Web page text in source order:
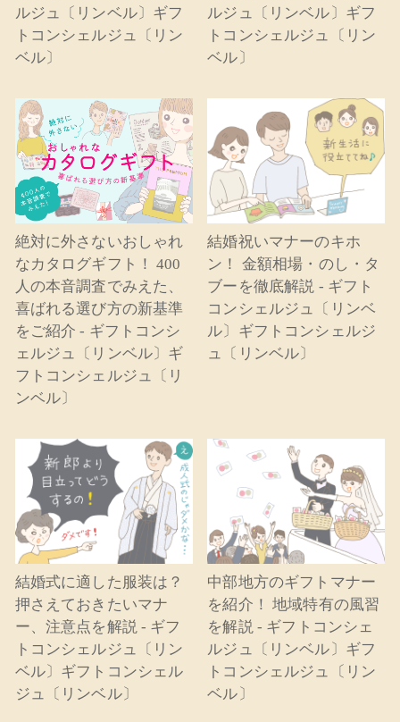
ルジュ〔リンベル〕ギフ
トコンシェルジュ〔リン
ベル〕
ルジュ〔リンベル〕ギフ
トコンシェルジュ〔リン
ベル〕
絶対に外さないおしゃれ
なカタログギフト！ 400
人の本音調査でみえた、
喜ばれる選び方の新基準
をご紹介 - ギフトコンシ
ェルジュ〔リンベル〕ギ
フトコンシェルジュ〔リ
ンベル〕
結婚祝いマナーのキホ
ン！ 金額相場・のし・タ
ブーを徹底解説 - ギフト
コンシェルジュ〔リンベ
ル〕ギフトコンシェルジ
ュ〔リンベル〕
結婚式に適した服装は？
押さえておきたいマナ
ー、注意点を解説 - ギフ
トコンシェルジュ〔リン
ベル〕ギフトコンシェル
ジュ〔リンベル〕
中部地方のギフトマナー
を紹介！ 地域特有の風習
を解説 - ギフトコンシェ
ルジュ〔リンベル〕ギフ
トコンシェルジュ〔リン
ベル〕